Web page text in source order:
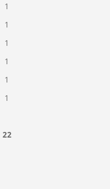
1
1
1
1
1
1
22